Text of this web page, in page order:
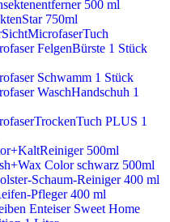
500 ml
750ml
FelgenBürste 1 Stück
Schwamm 1 Stück
WaschHandschuh 1
PLUS 1
500ml
Color schwarz 500ml
Schaum-Reiniger 400 ml
Pfleger 400 ml
Enteiser Sweet Home